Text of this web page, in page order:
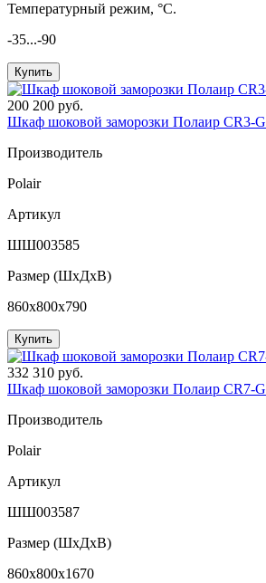
Температурный режим, °C.
-35...-90
Купить
200 200 руб.
Шкаф шоковой заморозки Полаир CR3-G
Производитель
Polair
Артикул
ШШ003585
Размер (ШxДхВ)
860x800x790
Купить
332 310 руб.
Шкаф шоковой заморозки Полаир CR7-G
Производитель
Polair
Артикул
ШШ003587
Размер (ШxДхВ)
860x800x1670